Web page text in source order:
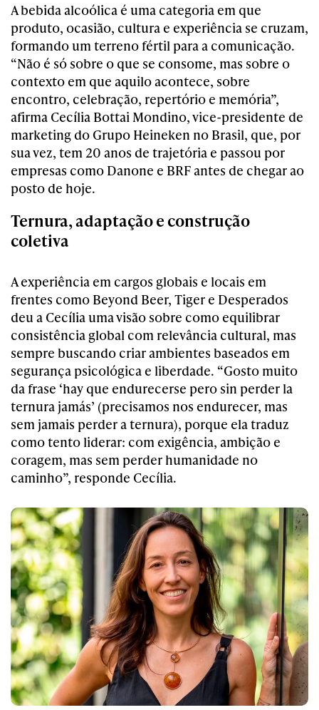
A bebida alcoólica é uma categoria em que
produto, ocasião, cultura e experiência se cruzam,
formando um terreno fértil para a comunicação.
“Não é só sobre o que se consome, mas sobre o
contexto em que aquilo acontece, sobre
encontro, celebração, repertório e memória”,
afirma Cecília Bottai Mondino, vice-presidente de
marketing do Grupo Heineken no Brasil, que, por
sua vez, tem 20 anos de trajetória e passou por
empresas como Danone e BRF antes de chegar ao
posto de hoje.
Ternura, adaptação e construção
coletiva
A experiência em cargos globais e locais em
frentes como Beyond Beer, Tiger e Desperados
deu a Cecília uma visão sobre como equilibrar
consistência global com relevância cultural, mas
sempre buscando criar ambientes baseados em
segurança psicológica e liberdade. “Gosto muito
da frase ‘hay que endurecerse pero sin perder la
ternura jamás’ (precisamos nos endurecer, mas
sem jamais perder a ternura), porque ela traduz
como tento liderar: com exigência, ambição e
coragem, mas sem perder humanidade no
caminho”, responde Cecília.